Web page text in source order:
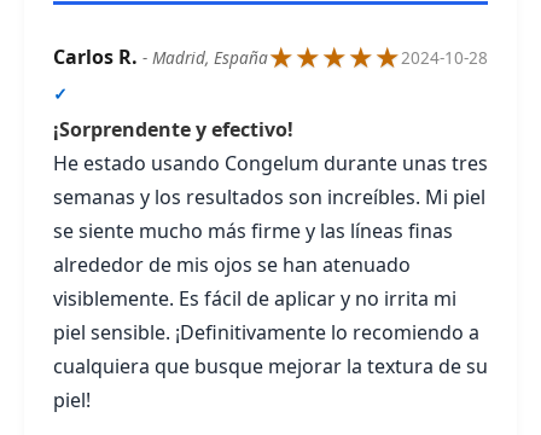
Carlos R. - Madrid, España★★★★★2024-10-28
✓
¡Sorprendente y efectivo!
He estado usando Congelum durante unas tres
semanas y los resultados son increíbles. Mi piel
se siente mucho más firme y las líneas finas
alrededor de mis ojos se han atenuado
visiblemente. Es fácil de aplicar y no irrita mi
piel sensible. ¡Definitivamente lo recomiendo a
cualquiera que busque mejorar la textura de su
piel!